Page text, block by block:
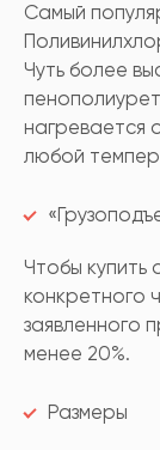
Самый
Чуть более
нагревается
любой
Чтобы купить
конкретного
заявленного
менее 20%.
Размеры